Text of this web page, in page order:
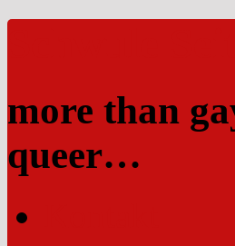
more than
queer…